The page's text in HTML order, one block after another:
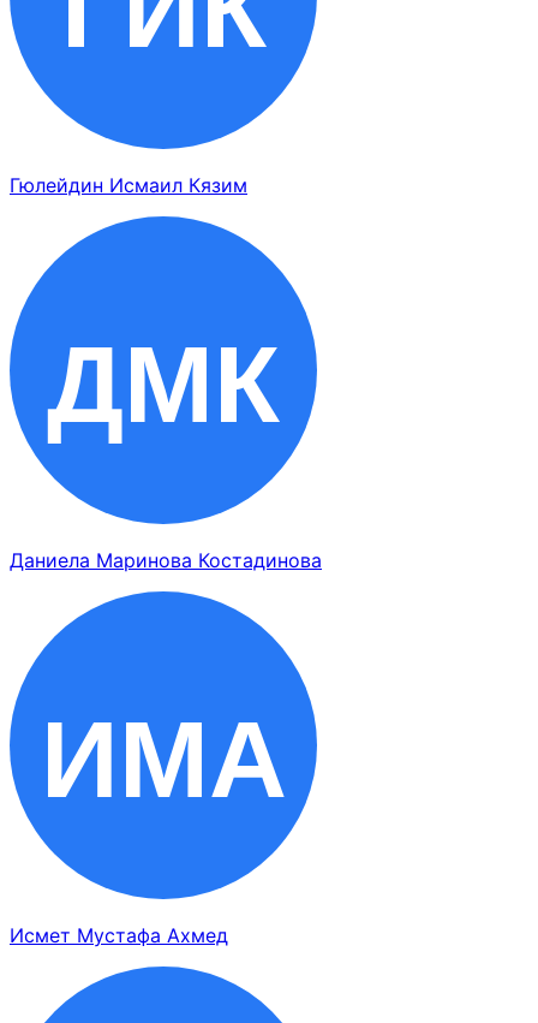
Гюлейдин Исмаил Кязим
Даниела Маринова Костадинова
Исмет Мустафа Ахмед